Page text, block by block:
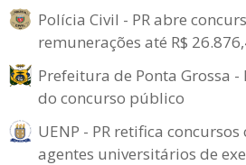
Polícia Civil - PR abre
remunerações até R$
Prefeitura de Ponta Grossa
do concurso público
UENP - PR retifica
agentes universitários de